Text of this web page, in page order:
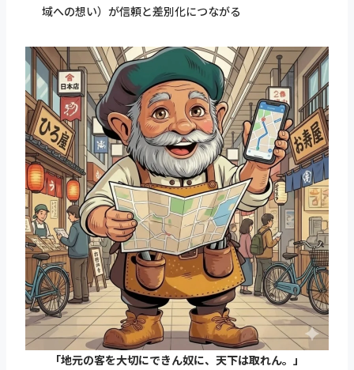
域への想い）が信頼と差別化につながる
「地元の客を大切にできん奴に、天下は取れん。」